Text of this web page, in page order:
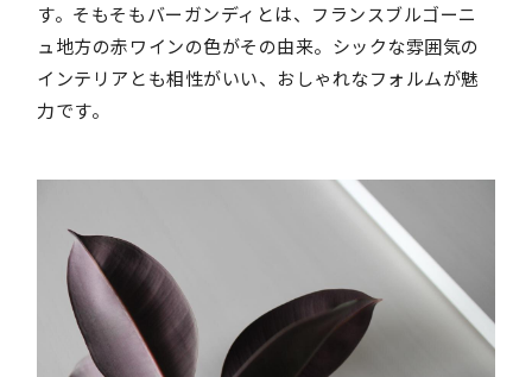
す。そもそもバーガンディとは、フランスブルゴーニ
ュ地方の赤ワインの色がその由来。シックな雰囲気の
インテリアとも相性がいい、おしゃれなフォルムが魅
力です。